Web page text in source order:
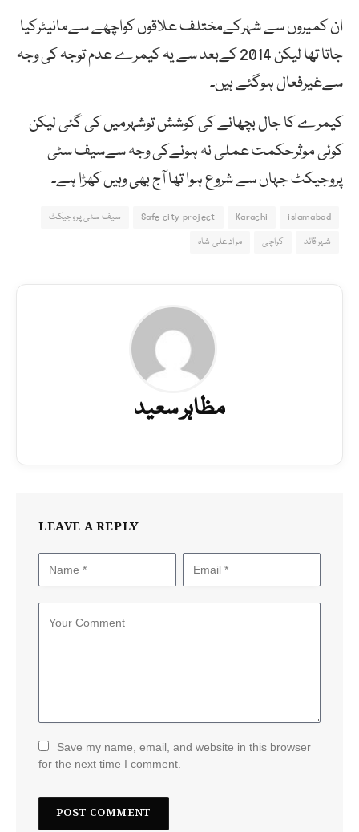
ان کمیروں سے شہرکےمختلف علاقوں کواچھے سےمانیٹرکیا
جاتا تھا لیکن 2014 کےبعد سے یہ کیمرے عدم توجہ کی وجہ
سےغیرفعال ہوگئے ہیں۔
کیمرے کا جال بچھانے کی کوشش توشہرمیں کی گئی لیکن
کوئی موثرحکمت عملی نہ ہونےکی وجہ سےسیف سٹی
پروجیکٹ جہاں سے شروع ہوا تھا آج بھی وہیں کھڑا ہے۔
islamabad
Karachi
Safe city project
سیف سٹی پروجیکٹ
شہرقائد
کراچی مرادعلی شاہ
مظاہر سعید
LEAVE A REPLY
Save my name, email, and website in this browser
for the next time I comment.